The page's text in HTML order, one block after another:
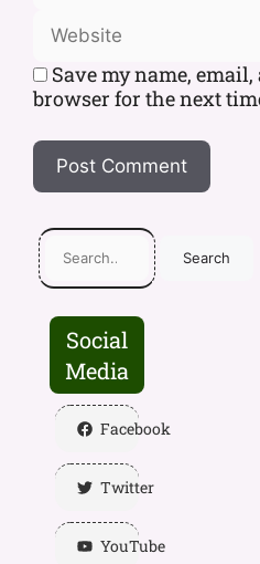
Save my name,
browser for the next
Search
Social
Media
Facebook
Twitter
YouTube